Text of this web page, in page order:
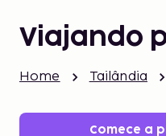
Viajando
Home Tailândia
Comece a